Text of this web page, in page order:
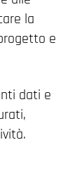
la
e
dati e